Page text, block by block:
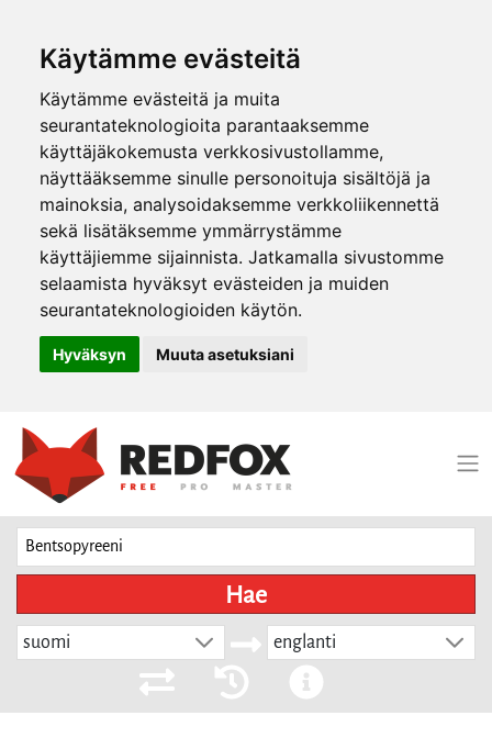
Käytämme evästeitä
Käytämme evästeitä ja muita
seurantateknologioita parantaaksemme
käyttäjäkokemusta verkkosivustollamme,
näyttääksemme sinulle personoituja sisältöjä ja
mainoksia, analysoidaksemme verkkoliikennettä
sekä lisätäksemme ymmärrystämme
käyttäjiemme sijainnista. Jatkamalla sivustomme
selaamista hyväksyt evästeiden ja muiden
seurantateknologioiden käytön.
Hyväksyn Muuta asetuksiani
Hae
suomi englanti